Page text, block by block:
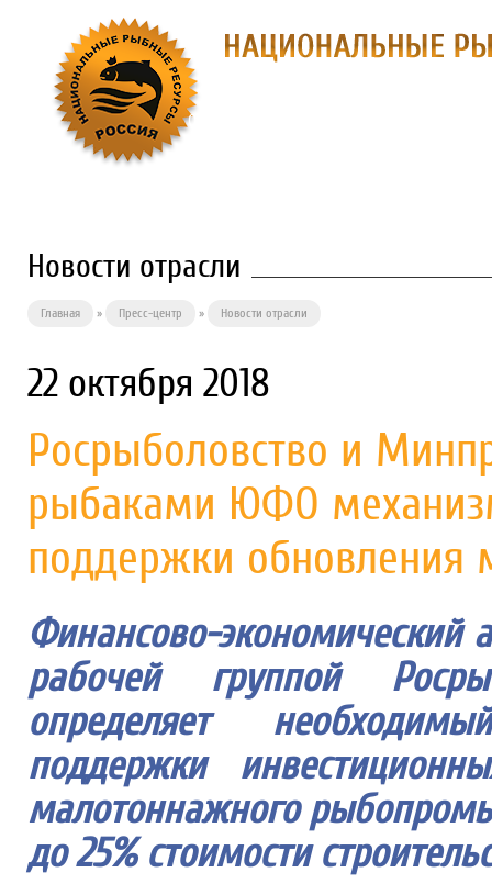
О ПРЕДПРИЯТИИ
Новости отрасли
Главная » Пресс-центр » Новости отрасли
22 октября 2018
Росрыболовство и
рыбаками ЮФО
поддержки обновления
Финансово-экономический
рабочей группой
определяет
поддержки
малотоннажного
до 25% стоимости